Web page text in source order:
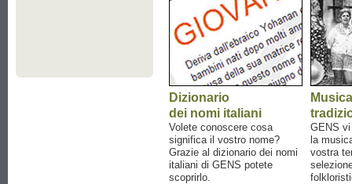
Dizionario
dei nomi italiani
Volete conoscere cosa
significa il vostro nome?
Grazie al dizionario dei nomi
italiani di GENS potete
scoprirlo.
Musica
GENS
la
vostra